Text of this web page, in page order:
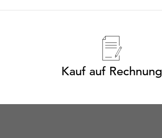
Kauf auf Rechnung